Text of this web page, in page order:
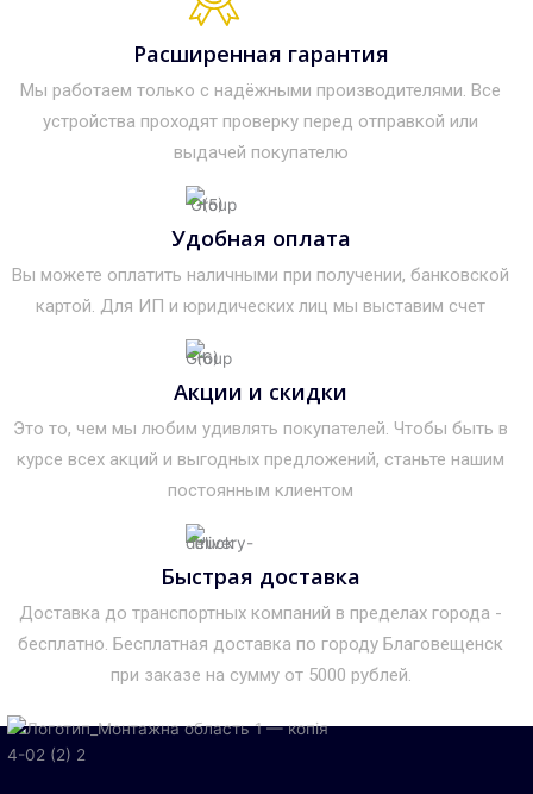
Расширенная гарантия
Мы работаем только с надёжными производителями. Все
устройства проходят проверку перед отправкой или
выдачей покупателю
Удобная оплата
Вы можете оплатить наличными при получении, банковской
картой. Для ИП и юридических лиц мы выставим счет
Акции и скидки
Это то, чем мы любим удивлять покупателей. Чтобы быть в
курсе всех акций и выгодных предложений, станьте нашим
постоянным клиентом
Быстрая доставка
Доставка до транспортных компаний в пределах города -
бесплатно. Бесплатная доставка по городу Благовещенск
при заказе на сумму от 5000 рублей.